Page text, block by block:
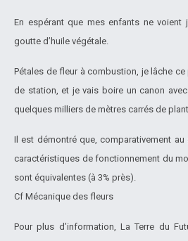
En espérant que mes enfants ne voient
goutte d’huile végétale.
Pétales de fleur à combustion, je lâche
de station, et je vais boire un canon
quelques milliers de mètres carrés de
Il est démontré que, comparativement
caractéristiques de fonctionnement du
sont équivalentes (à 3% près).
Cf Mécanique des fleurs
Pour plus d’information, La Terre du